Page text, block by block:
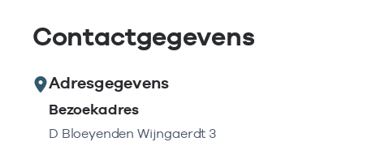
Contactgegevens
Adresgegevens
Bezoekadres
D Bloeyenden Wijngaerdt 3